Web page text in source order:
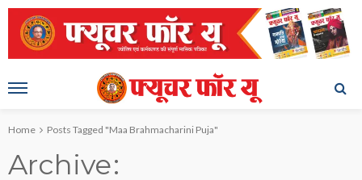
Home Posts Tagged "Maa Brahmacharini Puja"
Archive